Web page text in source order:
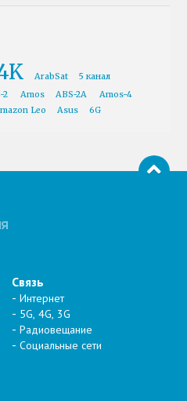
ArabSat
5 канал
2 Amos ABS-2A
Amos-4
Leo Asus 6G
Связь
Интернет
5G, 4G, 3G
Радиовещание
Социальные сети